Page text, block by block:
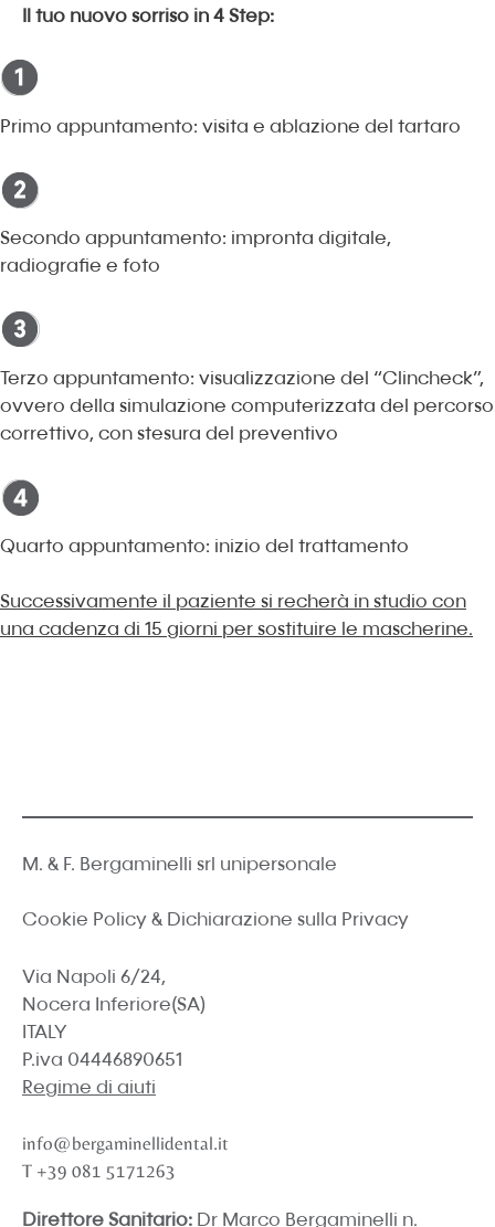
Il tuo nuovo sorriso in 4 Step:
Primo appuntamento: visita e ablazione del tartaro
Secondo appuntamento: impronta digitale,
radiografie e foto
Terzo appuntamento: visualizzazione del “Clincheck”,
ovvero della simulazione computerizzata del percorso
correttivo, con stesura del preventivo
Quarto appuntamento: inizio del trattamento
Successivamente il paziente si recherà in studio con
una cadenza di 15 giorni per sostituire le mascherine.
M. & F. Bergaminelli srl unipersonale
Cookie Policy & Dichiarazione sulla Privacy
Via Napoli 6/24,
Nocera Inferiore(SA)
ITALY
P.iva 04446890651
Regime di aiuti
info@bergaminellidental.it
T +39 081 5171263
Direttore Sanitario: Dr Marco Bergaminelli n.